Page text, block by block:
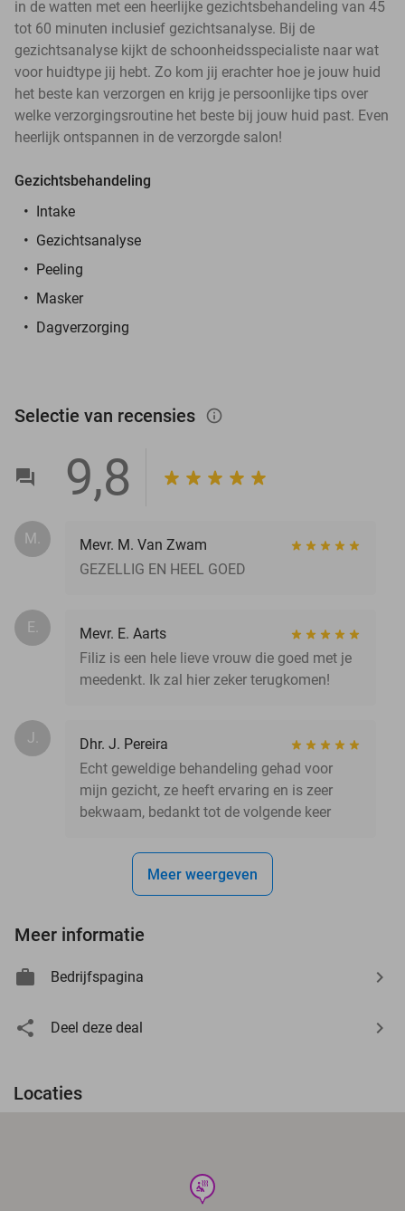
in de watten met een heerlijke gezichtsbehandeling van 45
tot 60 minuten inclusief gezichtsanalyse. Bij de
gezichtsanalyse kijkt de schoonheidsspecialiste naar wat
voor huidtype jij hebt. Zo kom jij erachter hoe je jouw huid
het beste kan verzorgen en krijg je persoonlijke tips over
welke verzorgingsroutine het beste bij jouw huid past. Even
heerlijk ontspannen in de verzorgde salon!
Gezichtsbehandeling
Intake
Gezichtsanalyse
Peeling
Masker
Dagverzorging
Selectie van recensies info_outlined
9,8
M.
Mevr. M. Van Zwam
GEZELLIG EN HEEL GOED
E.
Mevr. E. Aarts
Filiz is een hele lieve vrouw die goed met je
meedenkt. Ik zal hier zeker terugkomen!
J.
Dhr. J. Pereira
Echt geweldige behandeling gehad voor
mijn gezicht, ze heeft ervaring en is zeer
bekwaam, bedankt tot de volgende keer
Meer weergeven
Meer informatie
Bedrijfspagina
Deel deze deal
Locaties
wellness